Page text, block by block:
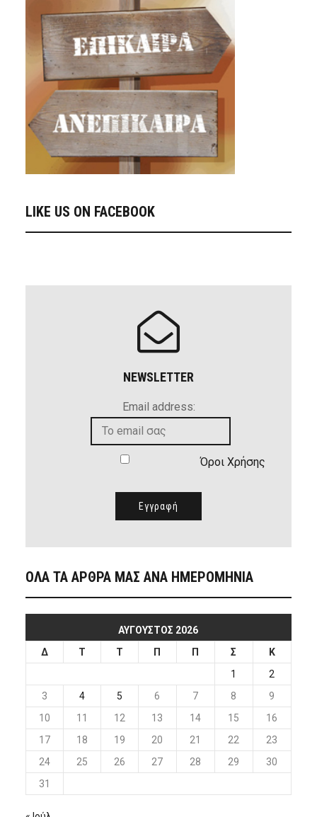
LIKE US ON FACEBOOK
NEWSLETTER
Email address:
Όροι Χρήσης
ΟΛΑ ΤΑ ΑΡΘΡΑ ΜΑΣ ΑΝΑ ΗΜΕΡΟΜΗΝΙΑ
ΑΎΓΟΥΣΤΟΣ 2026
Δ
Τ Τ Π Π Σ
Κ
1
2
3
4 5 6 7 8
9
10
11 12 13 14 15
16
17
18 19 20 21 22
23
24
25 26 27 28 29
30
31